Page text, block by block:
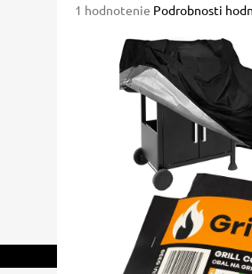
Priemerné
produktu
1 hodnotenie Podrobnosti